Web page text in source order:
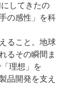
してきたの
の感性」を科
ること。地球
るその瞬間ま
理想」を
品開発を支え